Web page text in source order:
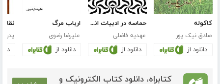
کاکوله
صادق نیک پور
دانلود از
حماسه در ادبیات انقلاب اسلامی ایران
عهدیه فاضلی
دانلود از
ارباب مرگ
علیرضا رضوی
دانلود از
کتابراه، دانلود کتاب الکترونیک و